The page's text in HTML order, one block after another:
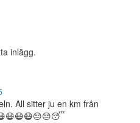
inlägg.
All sitter ju en km från